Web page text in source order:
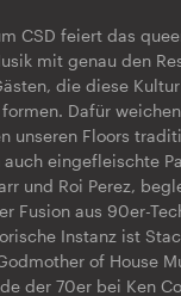
CSD feiert das
mit genau den
die diese
Dafür
unseren Floors
eingefleischte
und Roi Perez,
Fusion aus 90er-
Instanz ist
of House
der 70er bei Ken